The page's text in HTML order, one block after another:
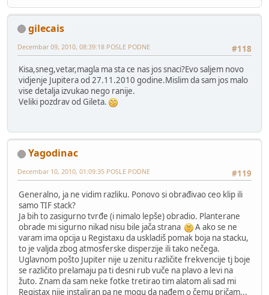
gilecais
#118
Decembar 09, 2010, 08:39:18 POSLE PODNE
Kisa,sneg,vetar,magla ma sta ce nas jos snaci?Evo saljem novo
vidjenje Jupitera od 27.11.2010 godine.Mislim da sam jos malo
vise detalja izvukao nego ranije.
Veliki pozdrav od Gileta.
Yagodinac
#119
Decembar 10, 2010, 01:09:35 POSLE PODNE
Generalno, ja ne vidim razliku. Ponovo si obrađivao ceo klip ili
samo TIF stack?
Ja bih to zasigurno tvrđe (i nimalo lepše) obradio. Planterane
obrade mi sigurno nikad nisu bile jača strana
A ako se ne
varam ima opcija u Registaxu da uskladiš pomak boja na stacku,
to je valjda zbog atmosferske disperzije ili tako nečega.
Uglavnom pošto Jupiter nije u zenitu različite frekvencije tj boje
se različito prelamaju pa ti desni rub vuče na plavo a levi na
žuto. Znam da sam neke fotke tretirao tim alatom ali sad mi
Registax nije instaliran pa ne mogu da nađem o čemu pričam...